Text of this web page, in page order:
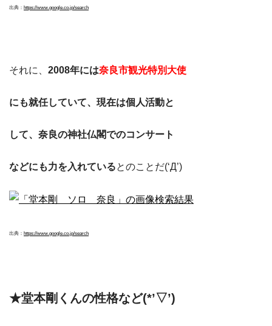
出典： https://www.google.co.jp/search
それに、 2008年には奈良市観光特別大使
にも就任していて、現在は個人活動と
して、奈良の神社仏閣でのコンサート
などにも力を入れているとのことだ(‘Д’)
出典： https://www.google.co.jp/search
★堂本剛くんの性格など(*’▽’)